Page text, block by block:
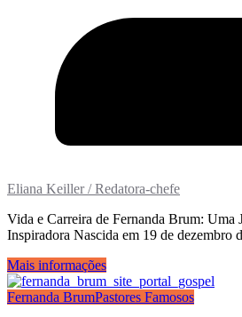
Eliana Keiller / Redatora-chefe
Vida e Carreira de Fernanda Brum: Uma
Inspiradora Nascida em 19 de dezembro
Mais informações
Fernanda BrumPastores Famosos